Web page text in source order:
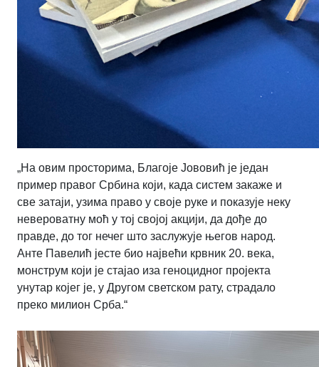
„На овим просторима, Благоје Јововић је један
пример правог Србина који, када систем закаже и
све затаји, узима право у своје руке и показује неку
невероватну моћ у тој својој акцији, да дође до
правде, до тог нечег што заслужује његов народ.
Анте Павелић јесте био највећи крвник 20. века,
монструм који је стајао иза геноцидног пројекта
унутар којег је, у Другом светском рату, страдало
преко милион Срба.“